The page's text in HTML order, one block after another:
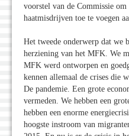
voorstel van de Commissie
haatmisdrijven toe te voegen
Het tweede onderwerp dat we
herziening van het MFK. We
MFK werd ontworpen en
kennen allemaal de crises die
De pandemie. Een grote
vermeden. We hebben een
hebben een enorme
hoogste instroom van